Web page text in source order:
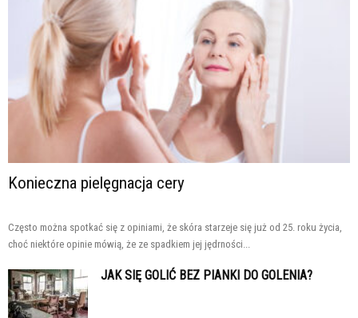
Konieczna pielęgnacja cery
Często można spotkać się z opiniami, że skóra starzeje się już od 25. roku życia,
choć niektóre opinie mówią, że ze spadkiem jej jędrności...
JAK SIĘ GOLIĆ BEZ PIANKI DO GOLENIA?